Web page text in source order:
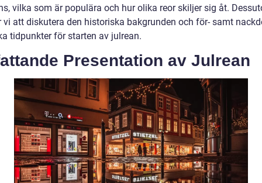
vilka som är populära och hur olika reor skiljer sig åt.
vi att diskutera den historiska bakgrunden och för- samt
tidpunkter för starten av julrean.
Presentation av Julrean